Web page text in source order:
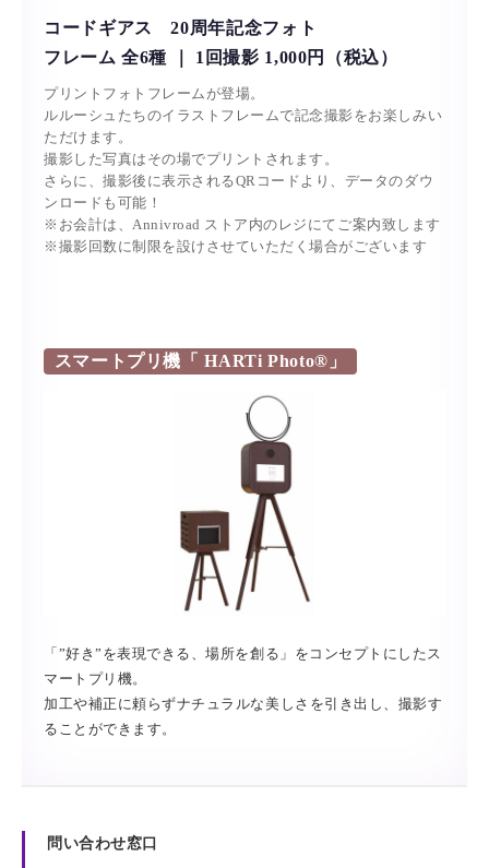
コードギアス 20周年記念フォト
フレーム 全6種 ｜ 1回撮影 1,000円（税込）
プリントフォトフレームが登場。
ルルーシュたちのイラストフレームで記念撮影をお楽しみい
ただけます。
撮影した写真はその場でプリントされます。
さらに、撮影後に表示されるQRコードより、データのダウ
ンロードも可能！
※お会計は、Annivroad ストア内のレジにてご案内致します
※撮影回数に制限を設けさせていただく場合がございます
スマートプリ機「 HARTi Photo®︎」
「”好き”を表現できる、場所を創る」をコンセプトにしたス
マートプリ機。
加工や補正に頼らずナチュラルな美しさを引き出し、撮影す
ることができます。
問い合わせ窓口